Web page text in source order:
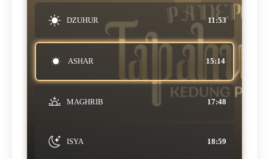
DZUHUR 11:53
ASHAR 15:14
MAGHRIB 17:48
ISYA 18:59